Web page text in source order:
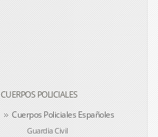
CUERPOS POLICIALES
Cuerpos Policiales Españoles
Guardia Civil